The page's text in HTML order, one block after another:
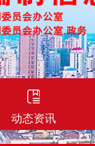
动态资讯